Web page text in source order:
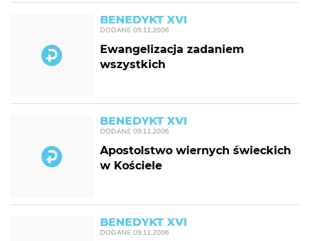
BENEDYKT XVI
DODANE 09.11.2006
Ewangelizacja zadaniem
wszystkich
BENEDYKT XVI
DODANE 09.11.2006
Apostolstwo wiernych świeckich
w Kościele
BENEDYKT XVI
DODANE 09.11.2006